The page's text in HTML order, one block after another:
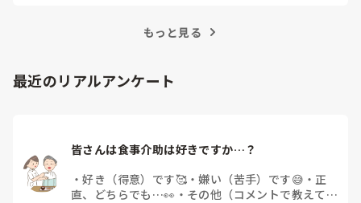
もっと見る
最近のリアルアンケート
皆さんは食事介助は好きですか…？
・好き（得意）です🥰・嫌い（苦手）です😅 ・ 正
直、どちらでも…👀 ・ その他（コメントで教えてく